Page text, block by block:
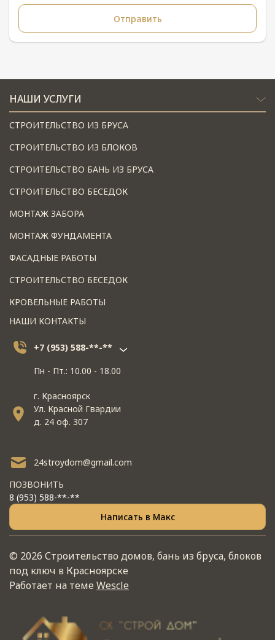
НАШИ УСЛУГИ
СТРОИТЕЛЬСТВО ИЗ БРУСА
СТРОИТЕЛЬСТВО ИЗ БЛОКОВ
СТРОИТЕЛЬСТВО БАНЬ ИЗ БРУСА
СТРОИТЕЛЬСТВО БЕСЕДОК
МОНТАЖ ЗАБОРА
МОНТАЖ ФУНДАМЕНТА
ФАСАДНЫЕ РАБОТЫ
СТРОИТЕЛЬСТВО БЕСЕДОК
КРОВЕЛЬНЫЕ РАБОТЫ
НАШИ КОНТАКТЫ
+7 (953) 588-**-**
Пн - Пт.: 10.00 - 18.00
г. Красноярск
Ул. Красной Гвардии
д. 24 оф. 307
24stroydom@gmail.com
ПОЗВОНИТЬ
8 (953) 588-**-**
Написать в Макс
© 2026 Строительство домов, бань из бруса, блоков
под ключ в Красноярске
Работает на темеWescle